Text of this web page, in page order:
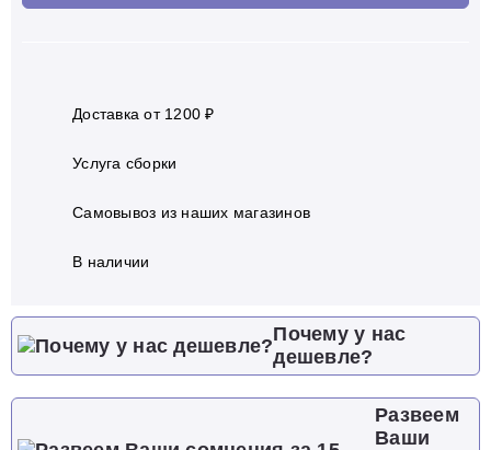
Доставка от 1200 ₽
Услуга сборки
Самовывоз из наших магазинов
В наличии
Почему у нас
дешевле?
Развеем
Ваши